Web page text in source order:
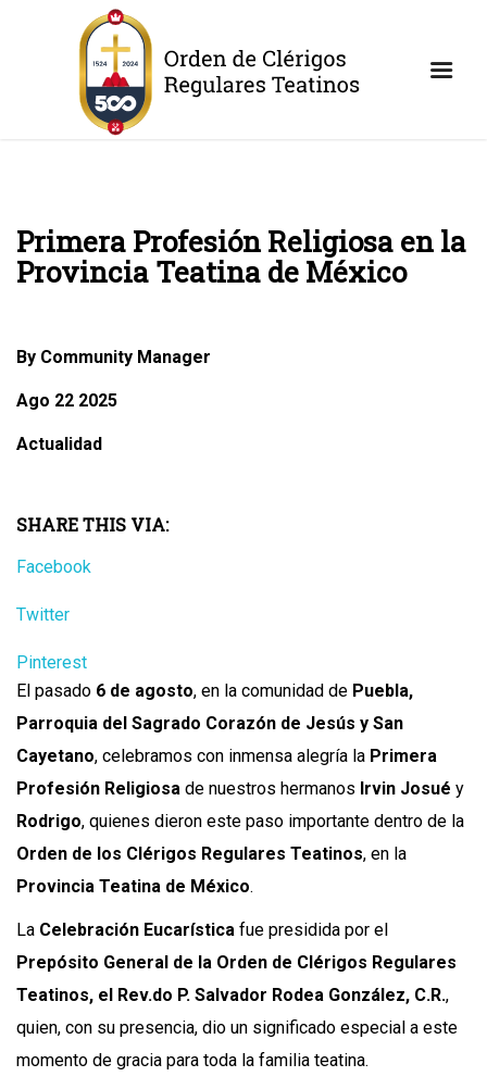
Primera Profesión Religiosa en la
Provincia Teatina de México
By Community Manager
Ago 22 2025
Actualidad
SHARE THIS VIA:
Facebook
Twitter
Pinterest
El pasado 6 de agosto, en la comunidad de Puebla,
Parroquia del Sagrado Corazón de Jesús y San
Cayetano, celebramos con inmensa alegría la Primera
Profesión Religiosa de nuestros hermanos Irvin Josué y
Rodrigo, quienes dieron este paso importante dentro de la
Orden de los Clérigos Regulares Teatinos, en la
Provincia Teatina de México.
La Celebración Eucarística fue presidida por el
Prepósito General de la Orden de Clérigos Regulares
Teatinos, el Rev.do P. Salvador Rodea González, C.R.,
quien, con su presencia, dio un significado especial a este
momento de gracia para toda la familia teatina.